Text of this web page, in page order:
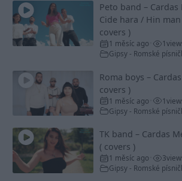
Peto band – Cardas
Cide hara / Hin
covers )
1 měsíc ago 1
Gipsy - Romské
Roma boys –
covers )
1 měsíc ago 1
Gipsy - Romské
TK band – Cardas
( covers )
1 měsíc ago 3
Gipsy - Romské